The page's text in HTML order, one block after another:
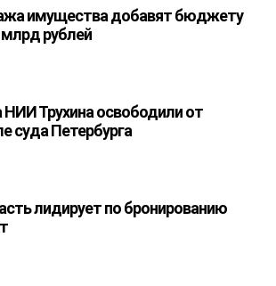
имущества добавят бюджету
млрд рублей
Трухина освободили от
суда Петербурга
лидирует по бронированию